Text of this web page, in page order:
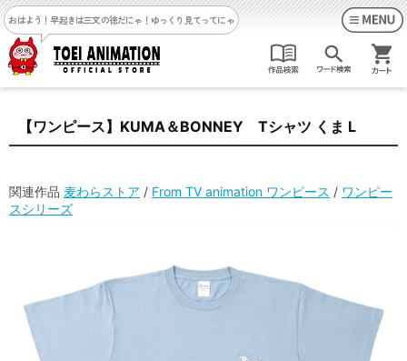
おはよう！早起きは三文の徳だにゃ！ ゆっくり見てってにゃ
【ワンピース】KUMA＆BONNEY Tシャツ くま L
関連作品 麦わらストア / From TV animation ワンピース / ワンピー
スシリーズ